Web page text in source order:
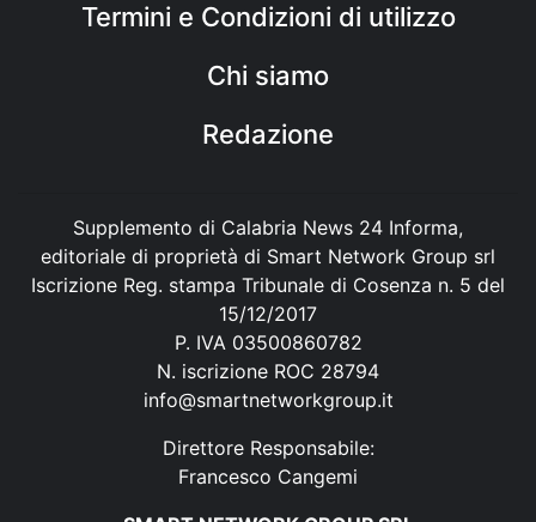
Termini e Condizioni di utilizzo
Chi siamo
Redazione
Supplemento di Calabria News 24 Informa,
editoriale di proprietà di Smart Network Group srl
Iscrizione Reg. stampa Tribunale di Cosenza n. 5 del
15/12/2017
P. IVA 03500860782
N. iscrizione ROC 28794
info@smartnetworkgroup.it
Direttore Responsabile:
Francesco Cangemi